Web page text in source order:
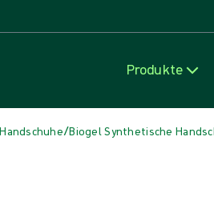
Produkte
/Biogel Synthetische